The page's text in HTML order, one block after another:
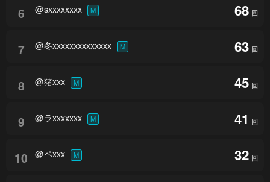
6 @sxxxxxxxx M 68 回
7 @冬xxxxxxxxxxxxxx M 63 回
8 @猪xxx M 45 回
9 @ラxxxxxxx M 41 回
10 @ペxxx M 32 回